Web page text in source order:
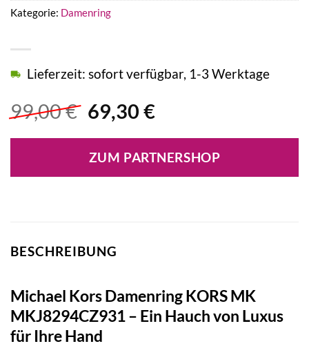
99,00€ Ursprünglicher
war:
99,00 €
69,30 €Aktueller
ist:
69,30 €.
Lieferzeit: sofort verfügbar, 1-3 Werktage
ZUM PARTNERSHOP
Kategorie: Damenring
BESCHREIBUNG
Michael Kors Damenring KORS MK
MKJ8294CZ931 – Ein Hauch von Luxus
für Ihre Hand